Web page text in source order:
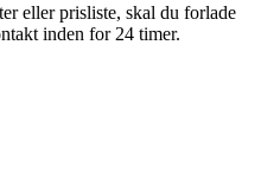
eller prisliste, skal du forlade
inden for 24 timer.